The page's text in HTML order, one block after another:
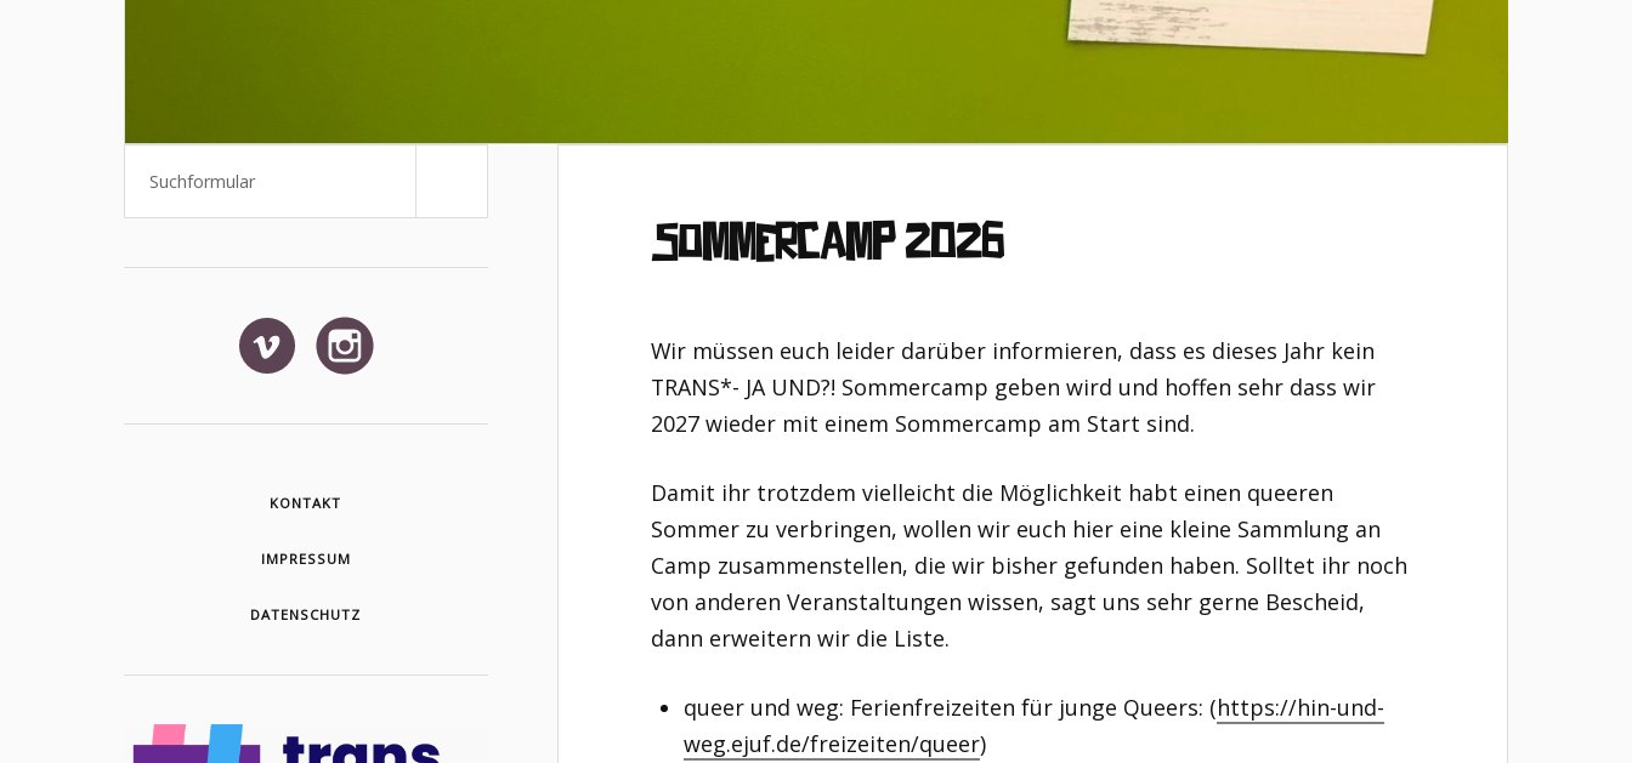
Sommercamp 2026
Wir müssen euch leider darüber informieren, dass es dieses Jahr kein
TRANS*- JA UND?! Sommercamp geben wird und hoffen sehr dass wir
2027 wieder mit einem Sommercamp am Start sind.
Damit ihr trotzdem vielleicht die Möglichkeit habt einen queeren
Sommer zu verbringen, wollen wir euch hier eine kleine Sammlung an
Camp zusammenstellen, die wir bisher gefunden haben. Solltet ihr noch
von anderen Veranstaltungen wissen, sagt uns sehr gerne Bescheid,
dann erweitern wir die Liste.
queer und weg: Ferienfreizeiten für junge Queers: (https://hin-und-
weg.ejuf.de/freizeiten/queer)
KONTAKT
IMPRESSUM
DATENSCHUTZ